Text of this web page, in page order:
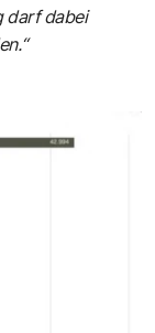
darf dabei